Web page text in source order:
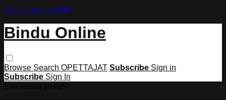
Skip to main content
Bindu Online
Browse Search OPETTAJAT Subscribe Sign in
Subscribe Sign In